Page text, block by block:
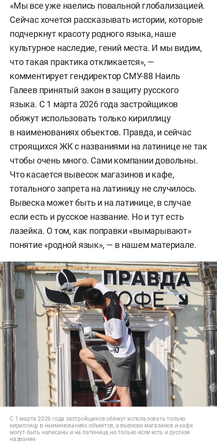
«Мы все уже наелись повальной глобализацией.
Сейчас хочется рассказывать истории, которые
подчеркнут красоту родного языка, наше
культурное наследие, гений места. И мы видим,
что такая практика откликается», —
комментирует гендиректор СМУ-88 Наиль
Галеев принятый закон в защиту русского
языка. С 1 марта 2026 года застройщиков
обяжут использовать только кириллицу
в наименованиях объектов. Правда, и сейчас
строящихся ЖК с названиями на латинице не так
чтобы очень много. Сами компании довольны.
Что касается вывесок магазинов и кафе,
тотального запрета на латиницу не случилось.
Вывеска может быть и на латинице, в случае
если есть и русское название. Но и тут есть
лазейка. О том, как поправки «вымарывают»
понятие «родной язык», — в нашем материале.
С 1 марта 2026 года застройщиков обяжут использовать только
кириллицу в наименованиях объектов, а вывески магазинов и кафе
могут быть написаны и на латинице, но только если есть и русское
название